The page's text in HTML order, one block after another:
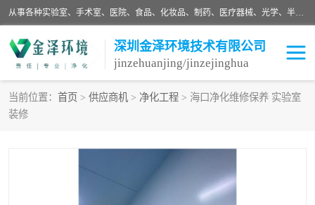
从事各种实验室、手术室、医院、食品、化妆品、制药、医疗器械、光学、半导体、精密电子等无尘车间行业的洁净车间装修设计、净化设备、恒温恒湿空调的设计制作与安装、净化系统工程项目施工及其技术支持服务。
深圳金泽环境技术有限公司
jinzehuanjing/jinzejinghua
当前位置： 首页 > 供应商机 > 净化工程 > 海口净化维修保养 实验室
装修
耗材
GMP车间净化